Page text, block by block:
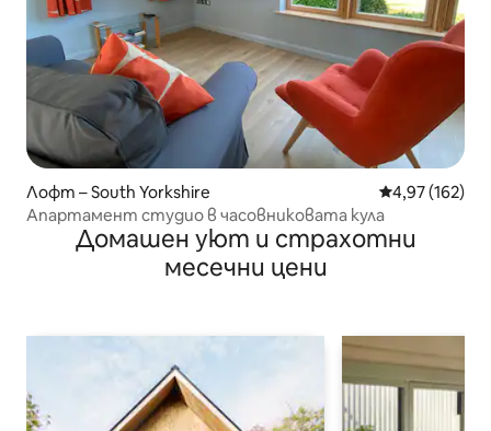
Лофт – South Yorkshire Средна
4,97 (162)
Апартамент студио в часовниковата кула
Домашен уют и страхотни
месечни цени